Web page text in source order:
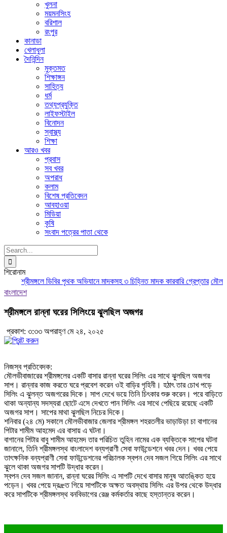
খুলনা
ময়মনসিংহ
বরিশাল
রংপুর
কানাডা
খেলাধুলা
দৈনিন্দিন
মুক্তমত
শিক্ষাঙ্গন
সাহিত্য
ধর্ম
তথ্যপ্রযুক্তি
লাইফস্টাইল
বিনোদন
স্বাস্থ্য
শিক্ষা
আরও খবর
প্রবাস
সব খবর
অপরাধ
কলাম
বিশেষ প্রতিবেদন
আবহাওয়া
মিডিয়া
কৃষি
সংবাদ পত্রের পাতা থেকে
Search
for:
শিরোনাম
শ্রীমঙ্গলে ডিবির পৃথক অভিযানে মাদকসহ ৩ চিহ্নিত মাদক কারবারি গ্রেপ্তার
বাংলাদেশ
শ্রীমঙ্গলে রান্না ঘরের সিলিংয়ে ঝুলছিল অজগর
প্রকাশ: ৩:৩৩ অপরাহ্ণ মে ২৪, ২০২৫
নিজস্ব প্রতিবেদক:
মৌলভীবাজারের শ্রীমঙ্গলের একটি বাসার রান্না ঘরের সিলিং এর সাথে ঝুলছিল অজগর
সাপ। রান্নার কাজ করতে ঘরে প্রবেশ করেন ওই বাড়ির গৃহিনী। হঠাৎ তার চোখ পড়ে
সিলিং এ ঝুলন্ত অজগরের দিকে। সাপ দেখে ভয়ে তিনি চিৎকার শুরু করেন। পরে বাড়িতে
থাকা অন্যান্য সদস্যরা ছোটে এসে দেখতে পান সিলিং এর সাথে পেছিয়ে রয়েছে একটি
অজগর সাপ। সাপের মাথা ঝুলছিল নিচের দিকে।
শনিবার (২৪ মে) সকালে মৌলভীবাজার জেলার শ্রীমঙ্গল শহরতলীর ভাড়াউড়া চা বাগানের
পিটার শামীম আহমেদ এর বাসায় এ ঘটনা।
বাগানের পিটার বাবু শামীম আহমেদ তার পরিচিত তুহিন নামের এক ব্যক্তিকে সাপের ঘটনা
জানালে, তিনি শ্রীমঙ্গলস্থ বাংলাদেশ বন্যপ্রাণী সেবা ফাউন্ডেশনে খবর দেন। খবর পেয়ে
তাৎক্ষনিক বন্যপ্রাণী সেবা ফাউন্ডেশনের পরিচালক স্বপন দেব সজল গিয়ে সিলিং এর সাথে
ঝুলে থাকা অজগর সাপটি উদ্ধার করেন।
স্বপন দেব সজল জানান, রান্না ঘরের সিলিং এ সাপটি দেখে বাসার মানুষ আতঙ্কিত হয়ে
পড়েন। খবর পেয়ে দ্রæত গিয়ে সাপটিকে অক্ষত অবস্থায় সিলিং এর উপর থেকে উদ্ধার
করে সাপটিকে শ্রীমঙ্গলস্থ বনবিভাগের রেঞ্জ কর্মকর্তার কাছে হস্তান্তর করেন।